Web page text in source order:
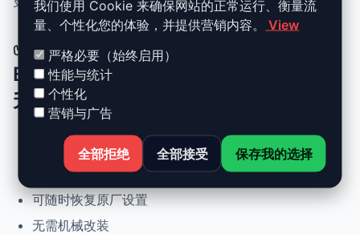
✅ BMW M6 - E63/E64 - 2005 et +
E63/64 - M6 - V10 - 507ch Stage 1
升级优势
动力提升高达 +30%，扭矩提升 +25%
正常驾驶下优化油耗
可随时恢复原厂设置
无需机械改装
我们使用 Cookie 来确保网站的正常运行、衡量流
量、个性化您的体验，并提供营销内容。
View
严格必要（始终启用）
性能与统计
个性化
营销与广告
全部拒绝 全部接受 保存我的选择